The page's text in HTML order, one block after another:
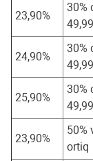
23,90%
30%
24,90%
30%
25,90%
30%
23,90%
50%
ortiq